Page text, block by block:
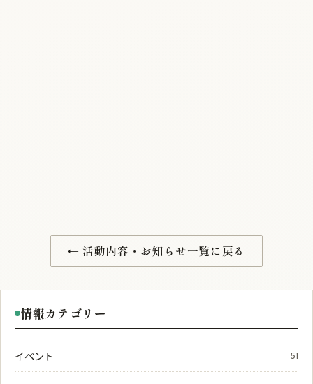
← 活動内容・お知らせ一覧に戻る
情報カテゴリー
イベント 51